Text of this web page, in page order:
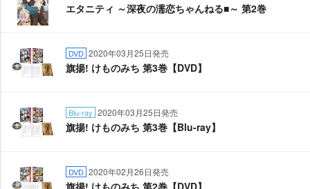
エタニティ ～深夜の濡恋ちゃんねる■～ 第2巻
DVD 2020年03月25日発売
旗揚! けものみち 第3巻【DVD】
Blu-ray 2020年03月25日発売
旗揚! けものみち 第3巻【Blu-ray】
DVD 2020年02月26日発売
旗揚! けものみち 第2巻【DVD】